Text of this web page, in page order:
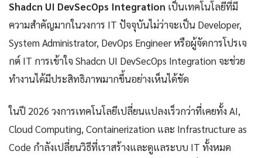
Shadcn UI DevSecOps Integration เป็นเทคโนโลยีที่มี
ความสำคัญมากในวงการ IT ปัจจุบันไม่ว่าจะเป็น Developer,
System Administrator, DevOps Engineer หรือผู้จัดการโปรเจ
กต์ IT การเข้าใจ Shadcn UI DevSecOps Integration จะช่วย
ทำงานได้มีประสิทธิภาพมากขึ้นอย่างเห็นได้ชัด
ในปี 2026 วงการเทคโนโลยีเปลี่ยนแปลงเร็วกว่าที่เคยทั้ง AI,
Cloud Computing, Containerization และ Infrastructure as
Code กำลังเปลี่ยนวิธีที่เราสร้างและดูแลระบบ IT ทั้งหมด